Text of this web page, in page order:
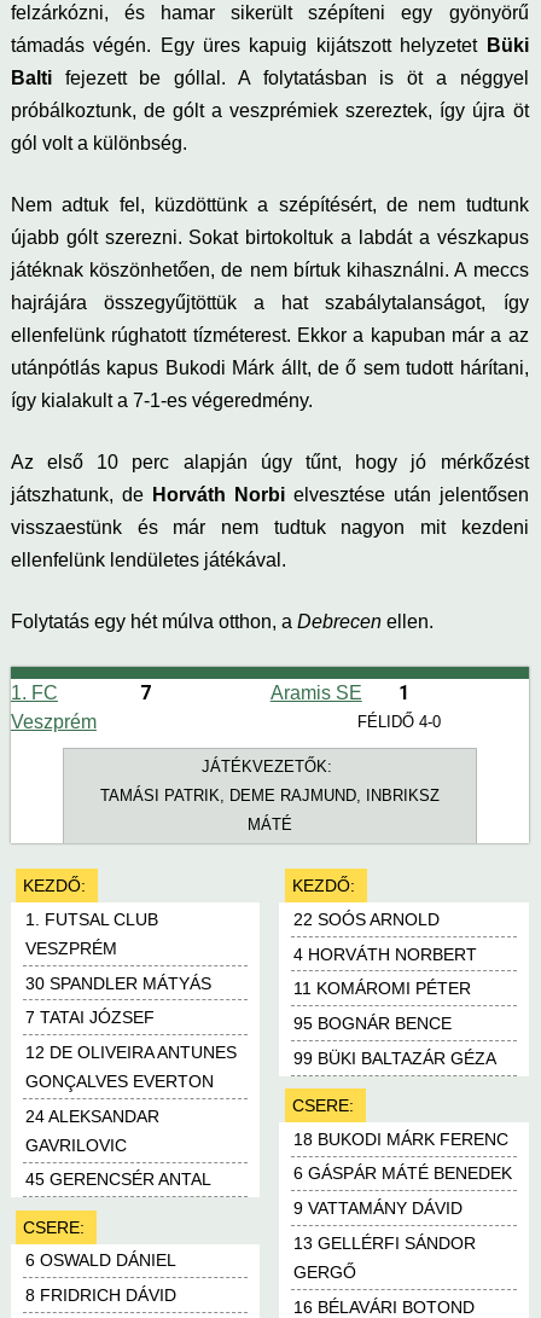
felzárkózni, és hamar sikerült szépíteni egy gyönyörű
támadás végén. Egy üres kapuig kijátszott helyzetet Büki
Baltifejezett be góllal. A folytatásban is öt a néggyel
próbálkoztunk, de gólt a veszprémiek szereztek, így újra öt
gól volt a különbség.
Nem adtuk fel, küzdöttünk a szépítésért, de nem tudtunk
újabb gólt szerezni. Sokat birtokoltuk a labdát a vészkapus
játéknak köszönhetően, de nem bírtuk kihasználni. A meccs
hajrájára összegyűjtöttük a hat szabálytalanságot, így
ellenfelünk rúghatott tízméterest. Ekkor a kapuban már a az
utánpótlás kapus Bukodi Márk állt, de ő sem tudott hárítani,
így kialakult a 7-1-es végeredmény.
Az első 10 perc alapján úgy tűnt, hogy jó mérkőzést
játszhatunk, de Horváth Norbielvesztése után jelentősen
visszaestünk és már nem tudtuk nagyon mit kezdeni
ellenfelünk lendületes játékával.
Folytatás egy hét múlva otthon, a Debrecen ellen.
1. FC
Veszprém
7 Aramis SE 1
FÉLIDŐ 4-0
JÁTÉKVEZETŐK:
TAMÁSI PATRIK, DEME RAJMUND, INBRIKSZ
MÁTÉ
KEZDŐ:
1. FUTSAL CLUB
VESZPRÉM
30 SPANDLER MÁTYÁS
7 TATAI JÓZSEF
12 DE OLIVEIRA ANTUNES
GONÇALVES EVERTON
24 ALEKSANDAR
GAVRILOVIC
45 GERENCSÉR ANTAL
CSERE:
6 OSWALD DÁNIEL
8 FRIDRICH DÁVID
KEZDŐ:
22 SOÓS ARNOLD
4 HORVÁTH NORBERT
11 KOMÁROMI PÉTER
95 BOGNÁR BENCE
99 BÜKI BALTAZÁR GÉZA
CSERE:
18 BUKODI MÁRK FERENC
6 GÁSPÁR MÁTÉ BENEDEK
9 VATTAMÁNY DÁVID
13 GELLÉRFI SÁNDOR
GERGŐ
16 BÉLAVÁRI BOTOND